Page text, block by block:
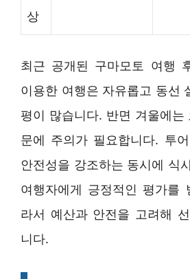
상
최근 공개된 구마모토 여행
이용한 여행은 자유롭고 동선
평이 많습니다. 반면 겨울에는
문에 주의가 필요합니다. 투
안전성을 강조하는 동시에 식
여행자에게 긍정적인 평가를
라서 예산과 안전을 고려해
니다.